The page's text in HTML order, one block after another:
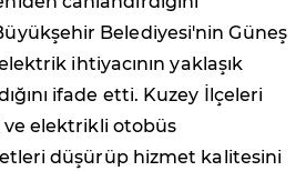
Belediyesi'nin Güneş
ihtiyacının yaklaşık
ifade etti. Kuzey İlçeleri
ve elektrikli otobüs
düşürüp hizmet kalitesini